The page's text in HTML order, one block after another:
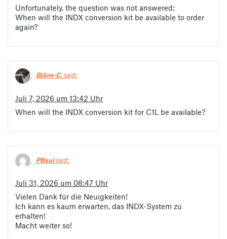
Unfortunately, the question was not answered:
When will the INDX conversion kit be available to order
again?
Björn-C.sagt:
Juli 7, 2026 um 13:42 Uhr
When will the INDX conversion kit for C1L be available?
PBsuisagt:
Juli 31, 2026 um 08:47 Uhr
Vielen Dank für die Neuigkeiten!
Ich kann es kaum erwarten, das INDX-System zu
erhalten!
Macht weiter so!